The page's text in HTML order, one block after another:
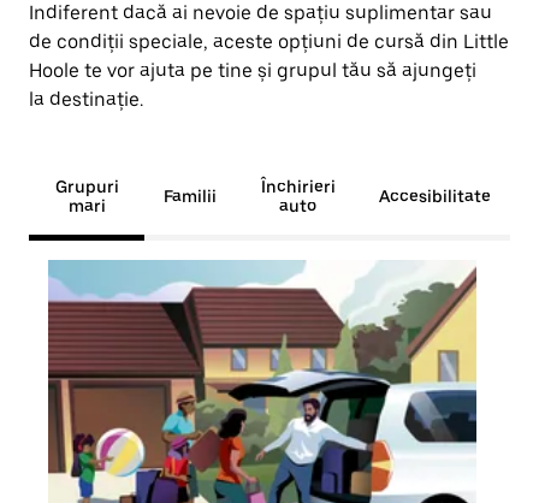
Indiferent dacă ai nevoie de spațiu suplimentar sau
de condiții speciale, aceste opțiuni de cursă din Little
Hoole te vor ajuta pe tine și grupul tău să ajungeți
la destinație.
Grupuri
mari
Familii
Închirieri
auto
Accesibilitate